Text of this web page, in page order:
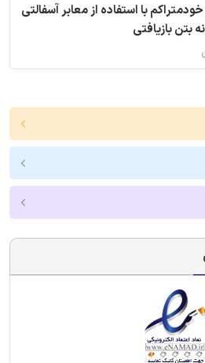
با استفاده از معابر آسفالتی
بتن بازیافتی